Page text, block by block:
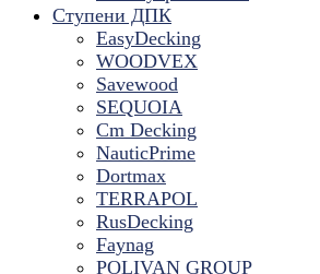
Ступени ДПК
EasyDecking
WOODVEX
Savewood
SEQUOIA
Cm Decking
NauticPrime
Dortmax
TERRAPOL
RusDecking
Faynag
POLIVAN GROUP